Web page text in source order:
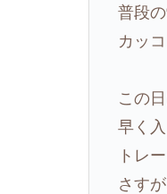
普段
カッ
この
早く
トレ
さす